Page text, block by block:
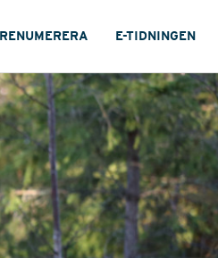
E-TIDNINGEN